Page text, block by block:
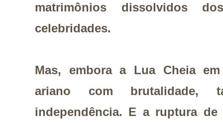
matrimônios dissolvidos
celebridades.
Mas, embora a Lua Cheia
ariano com brutalidade,
independência. E a ruptura de